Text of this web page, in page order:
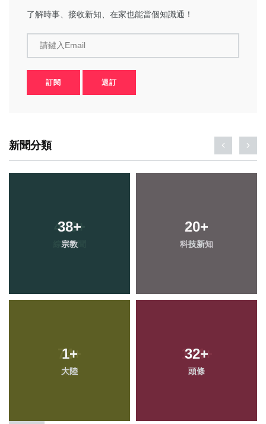
了解時事、接收新知、在家也能當個知識通！
請鍵入Email
訂閱 退訂
新聞分類
38+
宗教
20+
科技新知
1+
大陸
32+
頭條